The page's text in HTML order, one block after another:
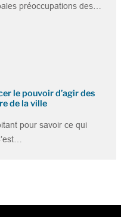
préoccupations des…
le pouvoir d’agir des
de la ville
pour savoir ce qui